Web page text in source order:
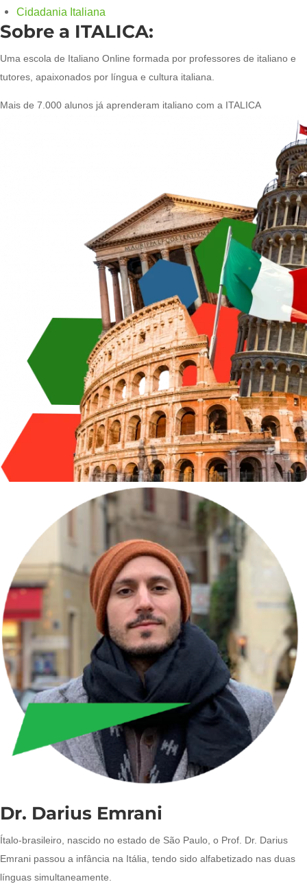
Cidadania Italiana
Sobre a ITALICA:
Uma escola de Italiano Online formada por professores de italiano e
tutores, apaixonados por língua e cultura italiana.
Mais de 7.000 alunos já aprenderam italiano com a ITALICA
Dr. Darius Emrani
Ítalo-brasileiro, nascido no estado de São Paulo, o Prof. Dr. Darius
Emrani passou a infância na Itália, tendo sido alfabetizado nas duas
línguas simultaneamente.